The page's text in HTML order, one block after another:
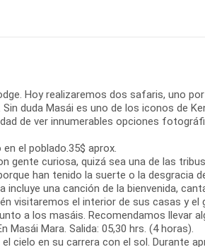
Hoy realizaremos dos safaris, uno
duda Masái es uno de los iconos de
de ver innumerables opciones
el poblado.35$ aprox.
gente curiosa, quizá sea una de las
han tenido la suerte o la desgracia
una canción de la bienvenida,
visitaremos el interior de sus casas y el
a los masáis. Recomendamos llevar
Masái Mara. Salida: 05,30 hrs. (4 horas).
cielo en su carrera con el sol. Durante